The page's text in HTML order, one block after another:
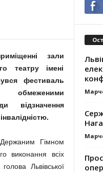
зали
театру імені
фестиваль
відзначення
Гімном
виконання всіх
Львівської